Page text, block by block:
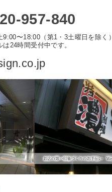
957-840
9:00〜18:00（第1・3土曜日を除く）
は24時間受付中です。